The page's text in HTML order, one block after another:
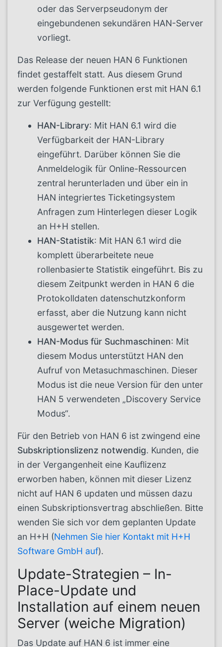
oder das Serverpseudonym der
eingebundenen sekundären HAN-Server
vorliegt.
Das Release der neuen HAN 6 Funktionen
findet gestaffelt statt. Aus diesem Grund
werden folgende Funktionen erst mit HAN 6.1
zur Verfügung gestellt:
HAN-Library: Mit HAN 6.1 wird die
Verfügbarkeit der HAN-Library
eingeführt. Darüber können Sie die
Anmeldelogik für Online-Ressourcen
zentral herunterladen und über ein in
HAN integriertes Ticketingsystem
Anfragen zum Hinterlegen dieser Logik
an H+H stellen.
HAN-Statistik: Mit HAN 6.1 wird die
komplett überarbeitete neue
rollenbasierte Statistik eingeführt. Bis zu
diesem Zeitpunkt werden in HAN 6 die
Protokolldaten datenschutzkonform
erfasst, aber die Nutzung kann nicht
ausgewertet werden.
HAN-Modus für Suchmaschinen: Mit
diesem Modus unterstützt HAN den
Aufruf von Metasuchmaschinen. Dieser
Modus ist die neue Version für den unter
HAN 5 verwendeten „Discovery Service
Modus“.
Für den Betrieb von HAN 6 ist zwingend eine
Subskriptionslizenz notwendig. Kunden, die
in der Vergangenheit eine Kauflizenz
erworben haben, können mit dieser Lizenz
nicht auf HAN 6 updaten und müssen dazu
einen Subskriptionsvertrag abschließen. Bitte
wenden Sie sich vor dem geplanten Update
an H+H (Nehmen Sie hier Kontakt mit H+H
Software GmbH auf).
Update-Strategien – In-
Place-Update und
Installation auf einem neuen
Server (weiche Migration)
Das Update auf HAN 6 ist immer eine